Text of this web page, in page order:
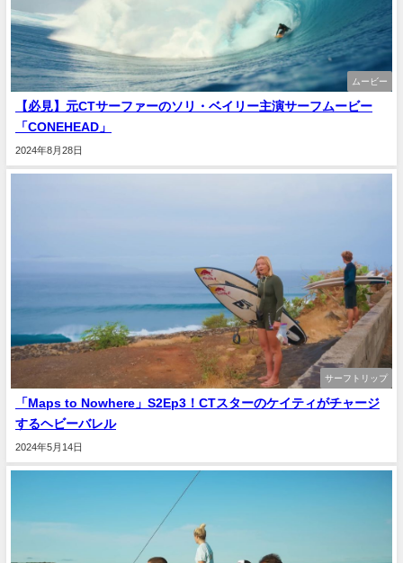
ムービー
【必見】元CTサーファーのソリ・ベイリー主演サーフムービー
「CONEHEAD」
2024年8月28日
サーフトリップ
「Maps to Nowhere」S2Ep3！CTスターのケイティがチャージ
するヘビーバレル
2024年5月14日